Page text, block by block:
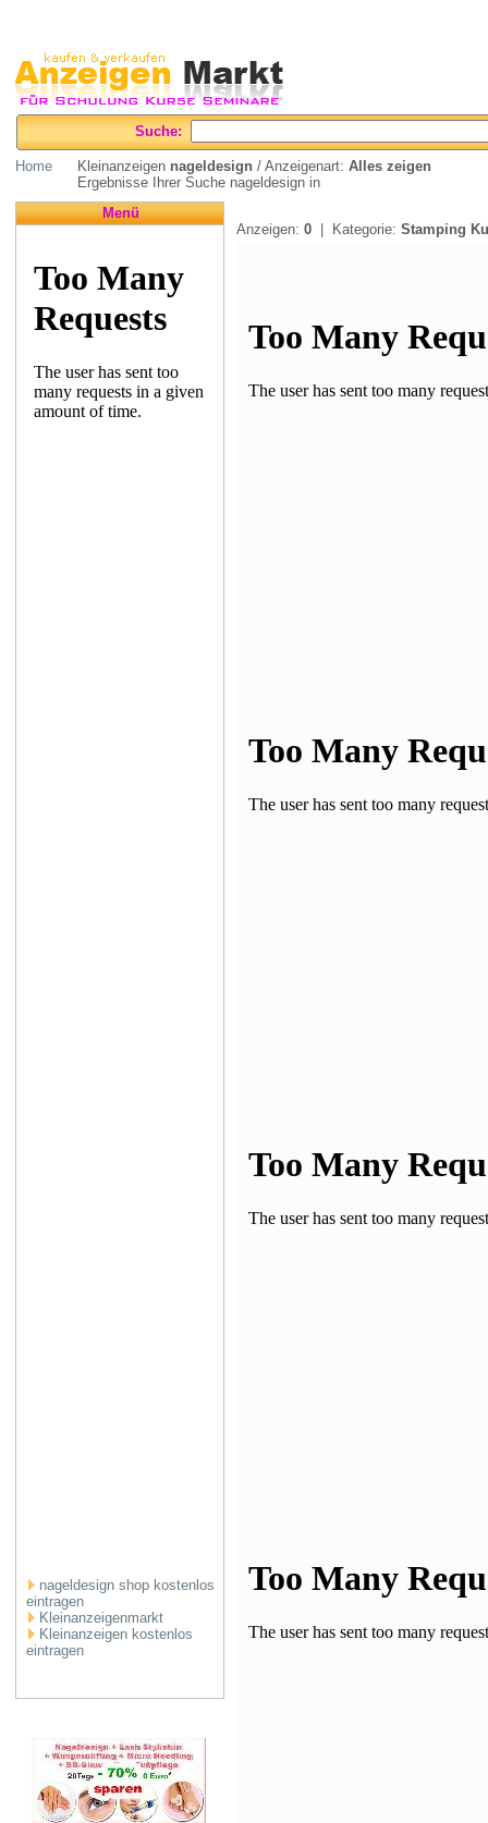
Suche:
Home Kleinanzeigen nageldesign / Anzeigenart: Alles zeigen
Ergebnisse Ihrer Suche nageldesign in
Menü
nageldesign shop kostenlos
eintragen
Kleinanzeigenmarkt
Kleinanzeigen kostenlos
eintragen
Anzeigen: 0 | Kategorie: Stamping